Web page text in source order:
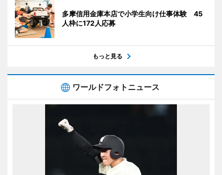
多摩信用金庫本店で小学生向け仕事体験 45
人枠に172人応募
もっと見る
ワールドフォトニュース